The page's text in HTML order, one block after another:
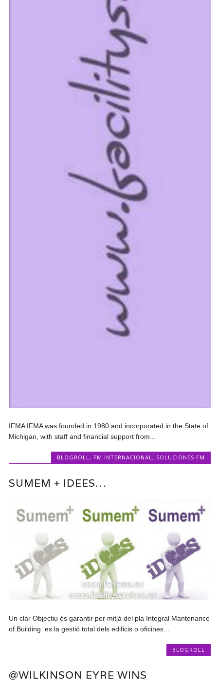
IFMA IFMA was founded in 1980 and incorporated in the State of
Michigan, with staff and financial support from...
BLOGROLL, FM INTERNACIONAL, SOLUCIONES FM
SUMEM + IDEES…
Un clar Objectiu és garantir per mitjà del pla Integral Mantenance
of Building es la gestió total dels edificis o oficines...
BLOGROLL
@WILKINSON EYRE WINS